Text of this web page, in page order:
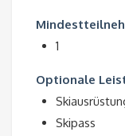
1
Optionale
Skipass